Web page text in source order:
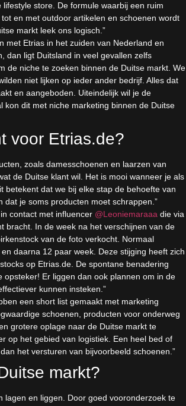
store. De formule waarbij een ruim
en met outdoor artikelen en schoenen wordt
markt leek ons logisch.”
met Etrias in het zuiden van Nederland en
dan ligt Duitsland in veel gevallen zelfs
de niche te zoeken binnen de Duitse markt. We
niet lijken op ieder ander bedrijf. Alles dat
en aangeboden. Uiteindelijk wil je de
dit met niche marketing binnen de Duitse
voor Etrias.de?
zoals damesschoenen en laarzen van
de Duitse klant wil. Het is mooi wanneer je als
betekent dat we bij elke stap de behoefte van
je soms producten moet schrappen.”
contact met influencer @Leoniemaraaa die via
bracht. In de week na het verschijnen van de
van de foto verkocht. Normaal
daarna 12 paar week. Deze stijging heeft zich
op Etrias.de. De spontane benadering
opsteker! Er liggen dan ook plannen om in de
kunnen insteken.”
een short list gemaakt met marketing
schoenen, producten voor onderweg
grotere oplage naar de Duitse markt te
op het gebied van logistiek. Een heel bed of
het versturen van bijvoorbeeld schoenen.”
markt?
lagen en liggen. Door goed vooronderzoek te